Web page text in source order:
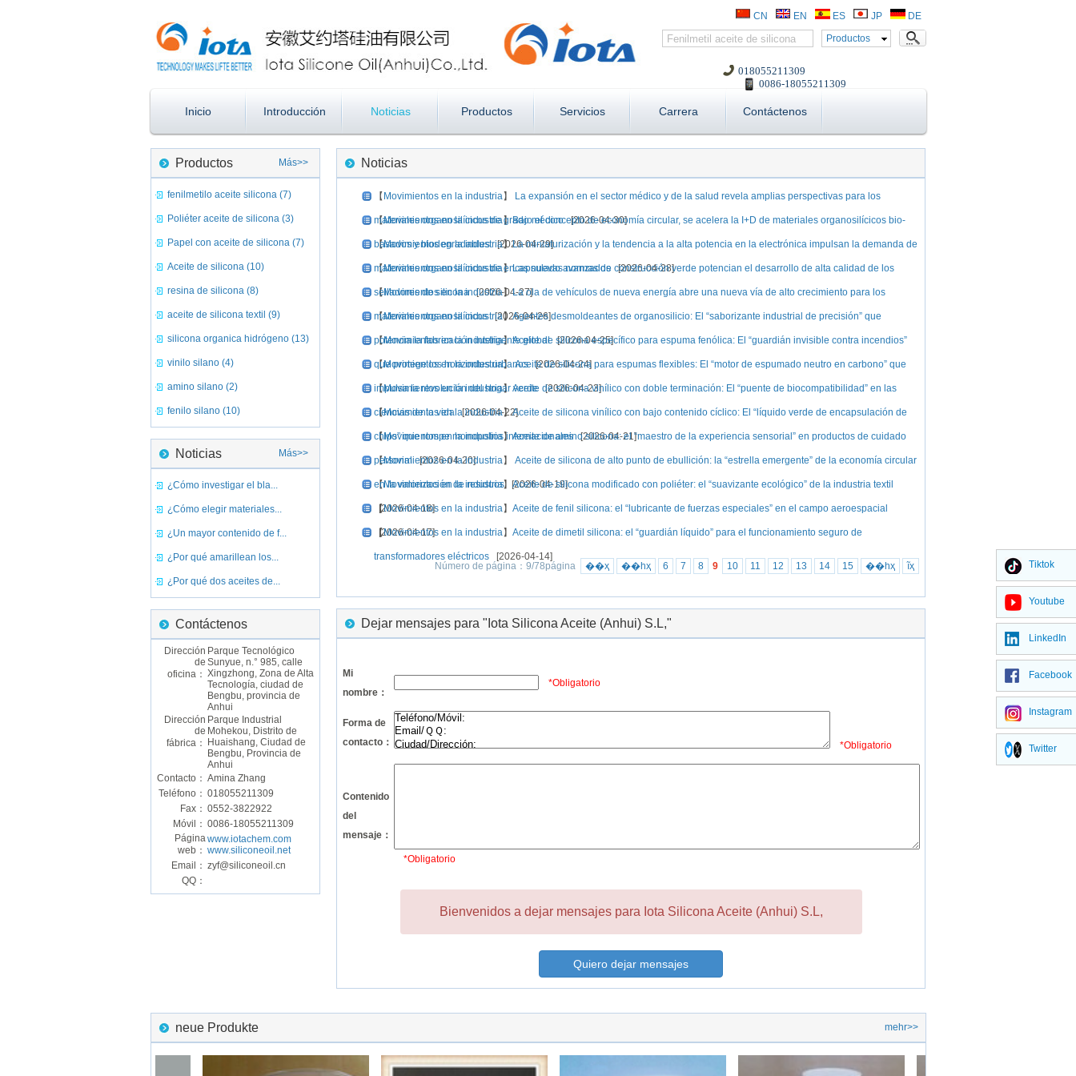
CN EN ES JP
DE
Productos
018055211309
0086-18055211309
Inicio Introducción Noticias Productos Servicios Carrera Contáctenos
Tiktok
Youtube
LinkedIn
Facebook
Instagram
Twitter
Productos Más>>
fenilmetilo aceite silicona (7)
Poliéter aceite de silicona (3)
Papel con aceite de silicona (7)
Aceite de silicona (10)
resina de silicona (8)
aceite de silicona textil (9)
silicona organica hidrógeno (13)
vinilo silano (4)
amino silano (2)
fenilo silano (10)
Noticias Más>>
¿Cómo investigar el bla...
¿Cómo elegir materiales...
¿Un mayor contenido de f...
¿Por qué amarillean los...
¿Por qué dos aceites de...
Contáctenos
Dirección
de
oficina：
Parque Tecnológico
Sunyue, n.° 985, calle
Xingzhong, Zona de Alta
Tecnología, ciudad de
Bengbu, provincia de
Anhui
Dirección
de
fábrica：
Parque Industrial
Mohekou, Distrito de
Huaishang, Ciudad de
Bengbu, Provincia de
Anhui
Contacto： Amina Zhang
Teléfono： 018055211309
Fax： 0552-3822922
Móvil： 0086-18055211309
Página
web：
www.iotachem.com
www.siliconeoil.net
Email： zyf@siliconeoil.cn
QQ：
Noticias
【 Movimientos en la industria】 La expansión en el sector médico y de la salud revela amplias perspectivas para los
materiales organosilícicos de grado médico[2026-04-30]
【Movimientos en la industria】Bajo el concepto de economía circular, se acelera la I+D de materiales organosilícicos bio-
basados y biodegradables[2026-04-29]
【Movimientos en la industria】La miniaturización y la tendencia a la alta potencia en la electrónica impulsan la demanda de
materiales organosilícicos de encapsulado avanzados[2026-04-28]
【Movimientos en la industria】Las nuevas normas de construcción verde potencian el desarrollo de alta calidad de los
selladores de silicona[2026-04-27]
【Movimientos en la industria】La ola de vehículos de nueva energía abre una nueva vía de alto crecimiento para los
materiales organosilícicos[2026-04-26]
【Movimientos en la industria】Agentes desmoldeantes de organosilicio: El “saborizante industrial de precisión” que
potencia la fabricación inteligente global[2026-04-25]
【Movimientos en la industria】Aceite de silicona específico para espuma fenólica: El “guardián invisible contra incendios”
que protege los horizontes urbanos[2026-04-24]
【Movimientos en la industria】Aceite de silicona para espumas flexibles: El “motor de espumado neutro en carbono” que
impulsa la revolución del hogar verde[2026-04-23]
【Movimientos en la industria】Aceite de silicona vinílico con doble terminación: El “puente de biocompatibilidad” en las
ciencias de la vida[2026-04-22]
【Movimientos en la industria】Aceite de silicona vinílico con bajo contenido cíclico: El “líquido verde de encapsulación de
chips” que rompe monopolios internacionales[2026-04-21]
【Movimientos en la industria】Aceite de amino silicona: el “maestro de la experiencia sensorial” en productos de cuidado
personal[2026-04-20]
【Movimientos en la industria】 Aceite de silicona de alto punto de ebullición: la “estrella emergente” de la economía circular
en la valorización de residuos[2026-04-19]
【Movimientos en la industria】 Aceite de silicona modificado con poliéter: el “suavizante ecológico” de la industria textil
[2026-04-18]
【Movimientos en la industria】 Aceite de fenil silicona: el “lubricante de fuerzas especiales” en el campo aeroespacial
[2026-04-17]
【Movimientos en la industria】 Aceite de dimetil silicona: el “guardián líquido” para el funcionamiento seguro de
transformadores eléctricos[2026-04-14]
Número de página：9/78página
��ҳ ��һҳ 6 7 8 9 10 11 12 13 14 15 ��һҳ ĩҳ
Dejar mensajes para "Iota Silicona Aceite (Anhui) S.L,"
Mi
nombre：
*Obligatorio
Forma de
contacto：
*Obligatorio
Contenido
del
mensaje：
*Obligatorio
Bienvenidos a dejar mensajes para Iota Silicona Aceite (Anhui) S.L,
Quiero dejar mensajes
neue Produkte mehr>>